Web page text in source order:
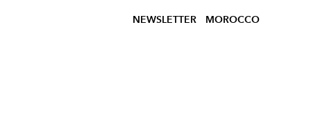
NEWSLETTER MOROCCO